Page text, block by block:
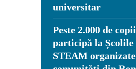
universitar
Peste 2.000 de copii
participă la Școlile
STEAM